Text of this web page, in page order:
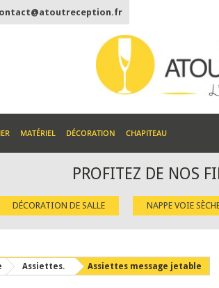
MATÉRIEL DÉCORATION CHAPITEAU
PROFITEZ DE NOS
DÉCORATION DE SALLE NAPPE VOIE
Assiettes. Assiettes message jetable